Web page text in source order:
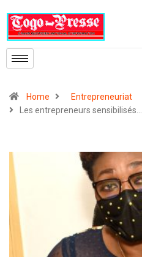
Home
Entrepreneuriat
Les entrepreneurs sensibilisés…